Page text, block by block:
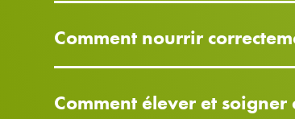
Comment nourrir
Comment élever et soigner